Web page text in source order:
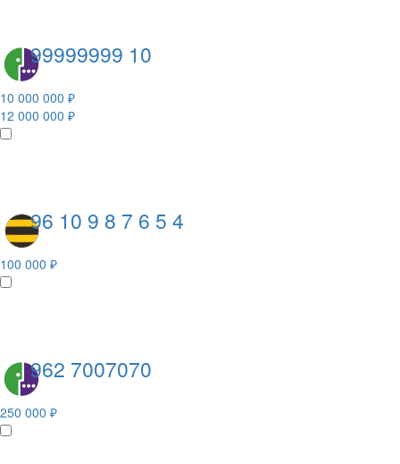
99999999 10
10 000 000 ₽
12 000 000 ₽
96 10 9 8 7 6 5 4
100 000 ₽
962 7007070
250 000 ₽